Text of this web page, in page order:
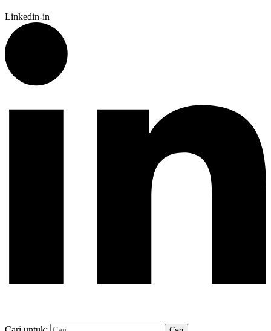
Linkedin-in